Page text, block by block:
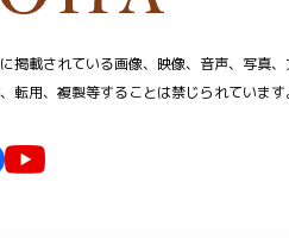
掲載されている画像、映像、音声、写真
転用、複製等することは禁じられています